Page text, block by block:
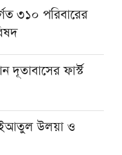
ফাঁস, ক্ষুব্ধ ট্রাম্পের
৩১০ পরিবারের
ফার্স্ট
উলয়া ও